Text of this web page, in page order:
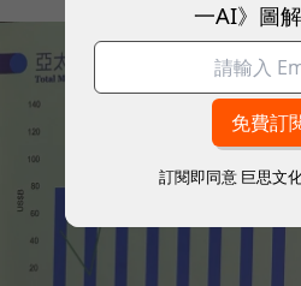
一AI》圖
訂閱即同意 巨思文